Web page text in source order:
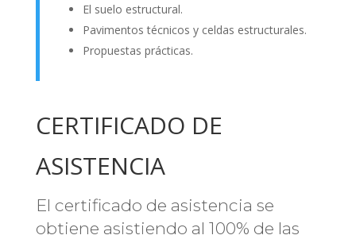
El suelo estructural.
Pavimentos técnicos y celdas estructurales.
Propuestas prácticas.
CERTIFICADO DE
ASISTENCIA
El certificado de asistencia se
obtiene asistiendo al 100% de las